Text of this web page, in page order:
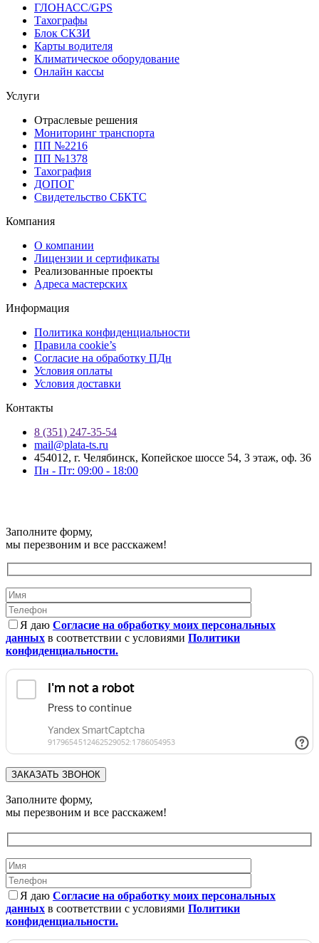
ГЛОНАСС/GPS
Тахографы
Блок СКЗИ
Карты водителя
Климатическое оборудование
Онлайн кассы
Услуги
Отраслевые решения
Мониторинг транспорта
ПП №2216
ПП №1378
Тахография
ДОПОГ
Свидетельство СБКТС
Компания
О компании
Лицензии и сертификаты
Реализованные проекты
Адреса мастерских
Информация
Политика конфиденциальности
Правила cookie’s
Согласие на обработку ПДн
Условия оплаты
Условия доставки
Контакты
8 (351) 247-35-54
mail@plata-ts.ru
454012, г. Челябинск, Копейское шоссе 54, 3 этаж, оф. 36
Пн - Пт: 09:00 - 18:00
Заполните форму,
мы перезвоним и все расскажем!
Я даю Согласие на обработку моих персональных
данных в соответствии с условиями Политики
конфиденциальности.
Заполните форму,
мы перезвоним и все расскажем!
Я даю Согласие на обработку моих персональных
данных в соответствии с условиями Политики
конфиденциальности.